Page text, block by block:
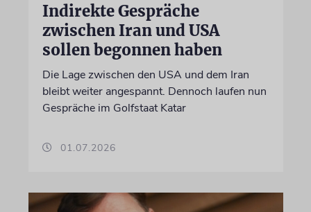
Indirekte Gespräche
zwischen Iran und USA
sollen begonnen haben
Die Lage zwischen den USA und dem Iran
bleibt weiter angespannt. Dennoch laufen nun
Gespräche im Golfstaat Katar
01.07.2026